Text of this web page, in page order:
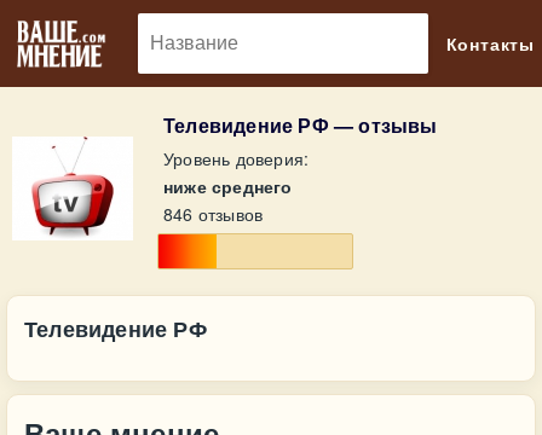
Контакты
Телевидение РФ — отзывы
Уровень доверия:
ниже среднего
846 отзывов
Телевидение РФ